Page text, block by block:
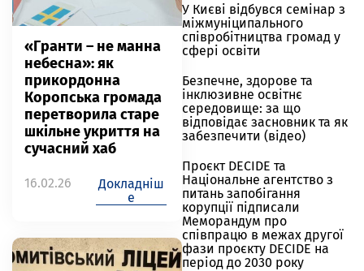
«Гранти – не манна
небесна»: як
прикордонна
Коропська громада
перетворила старе
шкільне укриття на
сучасний хаб
16.02.26
Докладніш
е
У Києві відбувся семінар з
міжмуніципального
співробітництва громад у
сфері освіти
Безпечне, здорове та
інклюзивне освітнє
середовище: за що
відповідає засновник та як
забезпечити (відео)
Проєкт DECIDE та
Національне агентство з
питань запобігання
корупції підписали
Меморандум про
співпрацю в межах другої
фази проєкту DECIDE на
період до 2030 року